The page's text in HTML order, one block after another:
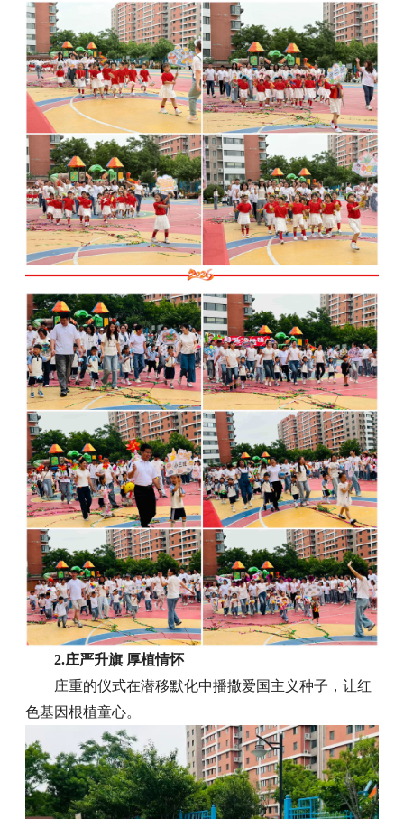
2.庄严升旗 厚植情怀
庄重的仪式在潜移默化中播撒爱国主义种子，让红
色基因根植童心。